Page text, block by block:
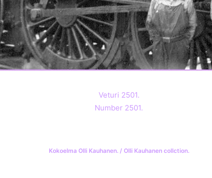
Veturi 2501.
Number 2501.
Kokoelma Olli Kauhanen. / Olli Kauhanen collction.